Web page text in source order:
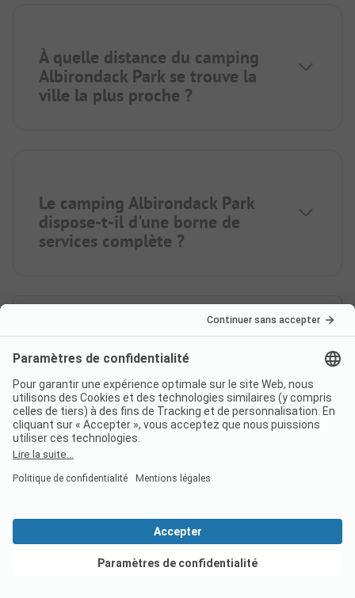
À quelle distance du camping
Albirondack Park se trouve la
ville la plus proche ?
Le camping Albirondack Park
dispose-t-il d'une borne de
services complète ?
Voir les offres